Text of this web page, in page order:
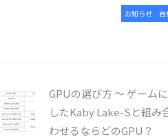
お知らせ 自
GPUの選び方 ～ ゲーム
したKaby Lake-Sと組み
わせるならどのGPU？